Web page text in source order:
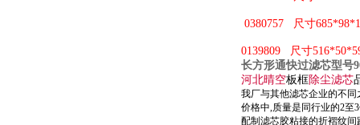
0380757 尺寸
0139809
尺寸
长方形通快过滤芯型号
河北晴空板框除尘滤芯
我厂与其他滤芯企业的不同
价格中,质量是同行业的2至3
配制滤芯胶粘接的折褶纹